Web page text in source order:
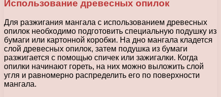
Использование древесных опилок
Для разжигания мангала с использованием древесных
опилок необходимо подготовить специальную подушку из
бумаги или картонной коробки. На дно мангала кладется
слой древесных опилок, затем подушка из бумаги
разжигается с помощью спичек или зажигалки. Когда
опилки начинают гореть, на них можно выложить слой
угля и равномерно распределить его по поверхности
мангала.